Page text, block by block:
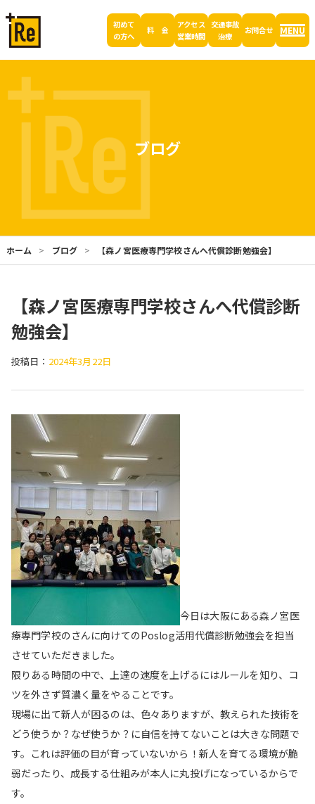
初めて
の方へ
料 金
アクセス
営業時間
交通事故
治療
お問合せ MENU
ブログ
ホーム ブログ 【森ノ宮医療専門学校さんへ代償診断勉強会】
【森ノ宮医療専門学校さんへ代償診断
勉強会】
投稿日： 2024年3月22日
今日は大阪にある森ノ宮医
療専門学校のさんに向けてのPoslog活用代償診断勉強会を担当
させていただきました。
限りある時間の中で、上達の速度を上げるにはルールを知り、コ
ツを外さず質濃く量をやることです。
現場に出て新人が困るのは、色々ありますが、教えられた技術を
どう使うか？なぜ使うか？に自信を持てないことは大きな問題で
す。これは評価の目が育っていないから！新人を育てる環境が脆
弱だったり、成長する仕組みが本人に丸投げになっているからで
す。